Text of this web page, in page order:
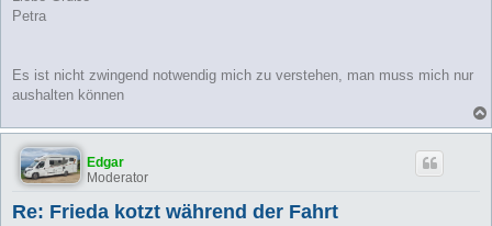
Petra
Es ist nicht zwingend notwendig mich zu verstehen, man muss mich nur
aushalten können
Edgar
Moderator
Re: Frieda kotzt während der Fahrt